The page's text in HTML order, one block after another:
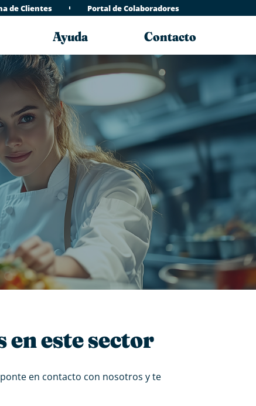
de Clientes Portal de Colaboradores
Ayuda Contacto
en este sector
en contacto con nosotros y te